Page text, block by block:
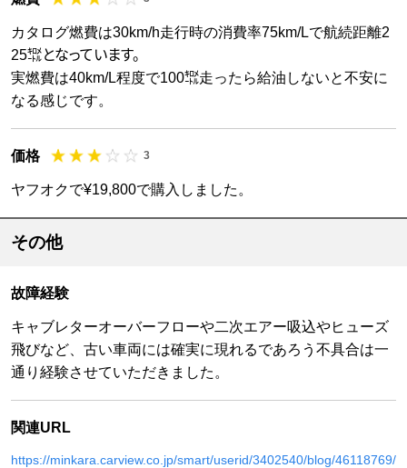
カタログ燃費は30km/h走行時の消費率75km/Lで航続距離2
25㌖となっています。
実燃費は40km/L程度で100㌖走ったら給油しないと不安に
なる感じです。
価格 3
ヤフオクで¥19,800で購入しました。
その他
故障経験
キャブレターオーバーフローや二次エアー吸込やヒューズ
飛びなど、古い車両には確実に現れるであろう不具合は一
通り経験させていただきました。
関連URL
https://minkara.carview.co.jp/smart/userid/3402540/blog/46118769/